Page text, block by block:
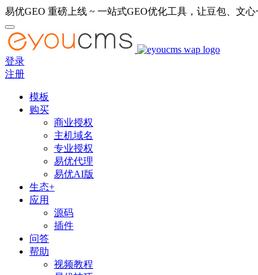
易优GEO 重磅上线 ~ 一站式GEO优化工具，让豆包、文
登录
注册
模板
购买
商业授权
主机域名
专业授权
易优代理
易优AI版
生态+
应用
源码
插件
问答
帮助
视频教程